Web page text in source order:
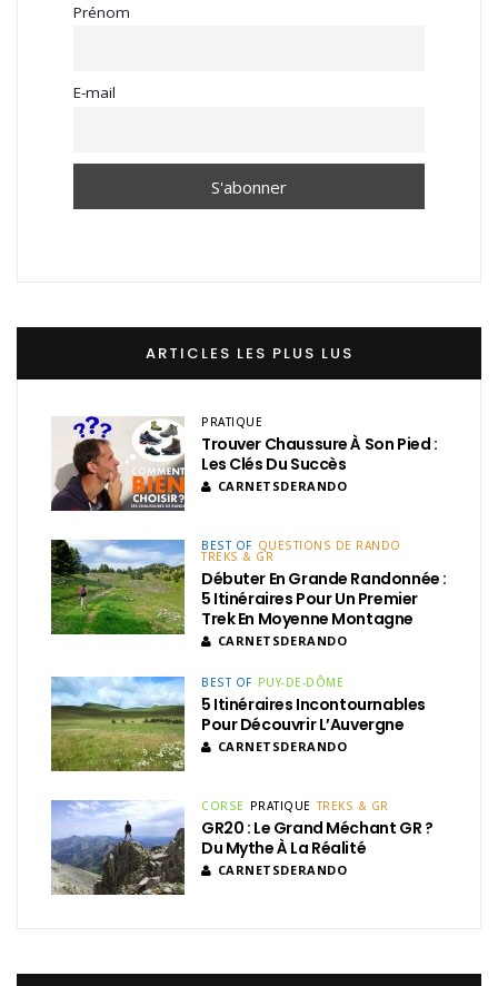
Prénom
E-mail
ARTICLES LES PLUS LUS
PRATIQUE
Trouver Chaussure À Son Pied :
Les Clés Du Succès
CARNETSDERANDO
BEST OF QUESTIONS DE RANDO
TREKS & GR
Débuter En Grande Randonnée :
5 Itinéraires Pour Un Premier
Trek En Moyenne Montagne
CARNETSDERANDO
BEST OF PUY-DE-DÔME
5 Itinéraires Incontournables
Pour Découvrir L’Auvergne
CARNETSDERANDO
CORSE PRATIQUE TREKS & GR
GR20 : Le Grand Méchant GR ?
Du Mythe À La Réalité
CARNETSDERANDO